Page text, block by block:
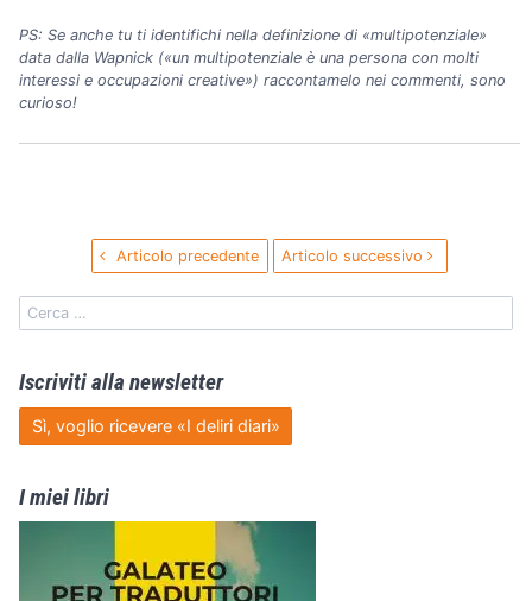
PS: Se anche tu ti identifichi nella definizione di «multipotenziale»
data dalla Wapnick («un multipotenziale è una persona con molti
interessi e occupazioni creative») raccontamelo nei commenti, sono
curioso!
Articolo precedente Articolo successivo
Iscriviti alla newsletter
Sì, voglio ricevere «I deliri diari»
I miei libri